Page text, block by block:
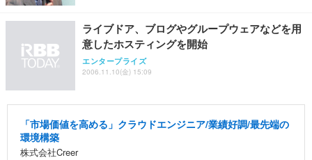
ライブドア、ブログやグループウェアなどを用
意したホスティングを開始
エンタープライズ
2006.11.10(金) 15:09
「市場価値を高める」クラウドエンジニア/業績好調/最先端の
環境構築
株式会社Creer